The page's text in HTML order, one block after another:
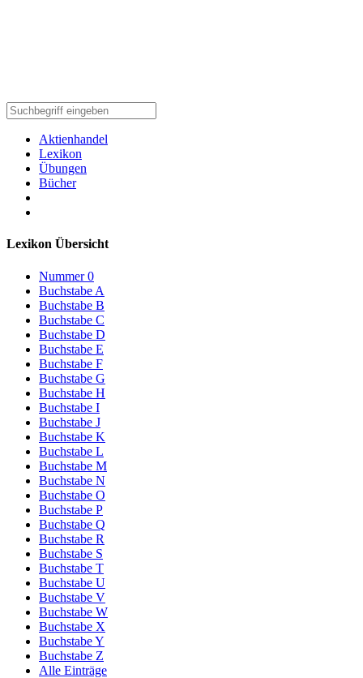
Aktienhandel
Lexikon
Übungen
Bücher
Lexikon Übersicht
Nummer 0
Buchstabe A
Buchstabe B
Buchstabe C
Buchstabe D
Buchstabe E
Buchstabe F
Buchstabe G
Buchstabe H
Buchstabe I
Buchstabe J
Buchstabe K
Buchstabe L
Buchstabe M
Buchstabe N
Buchstabe O
Buchstabe P
Buchstabe Q
Buchstabe R
Buchstabe S
Buchstabe T
Buchstabe U
Buchstabe V
Buchstabe W
Buchstabe X
Buchstabe Y
Buchstabe Z
Alle Einträge